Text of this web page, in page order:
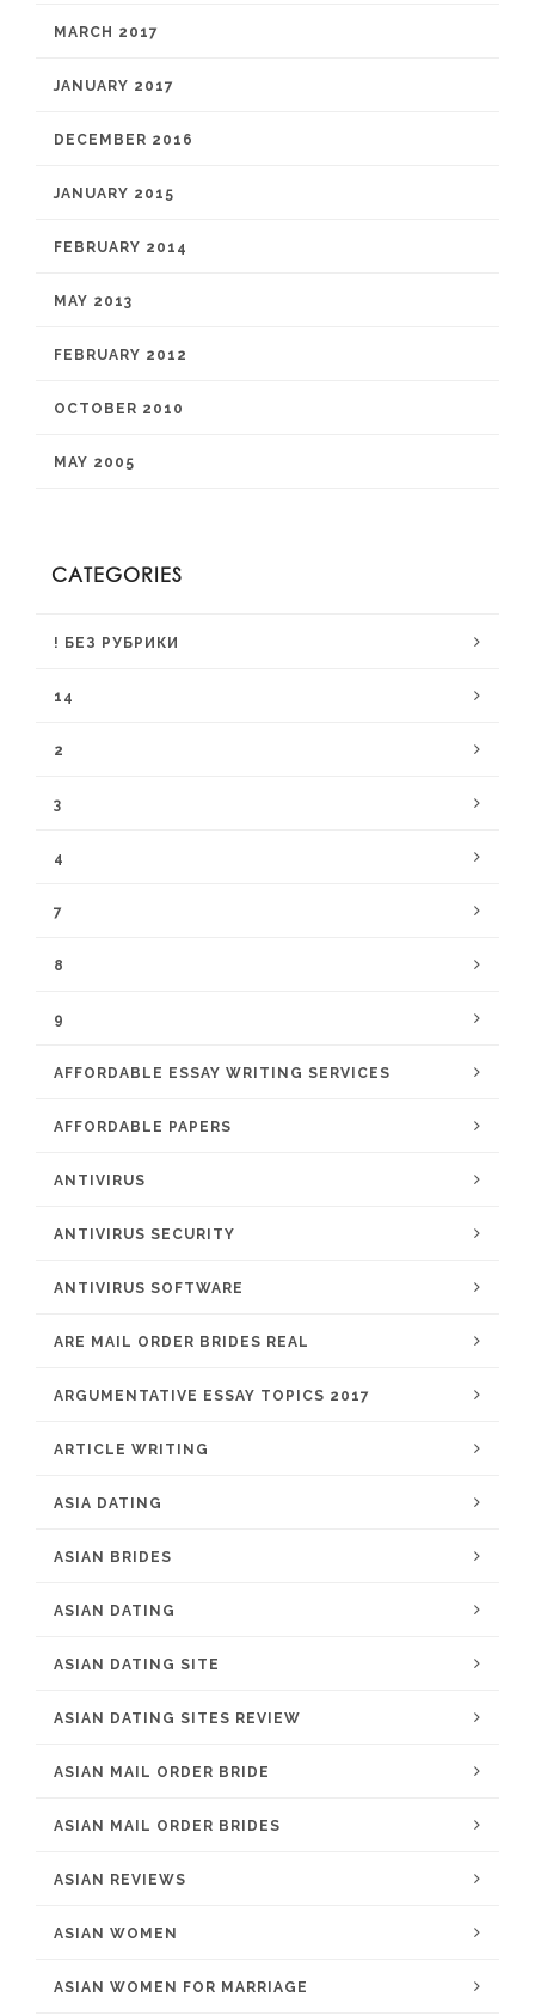
MARCH 2017
JANUARY 2017
DECEMBER 2016
JANUARY 2015
FEBRUARY 2014
MAY 2013
FEBRUARY 2012
OCTOBER 2010
MAY 2005
CATEGORIES
! БЕЗ РУБРИКИ
14
2
3
4
7
8
9
AFFORDABLE ESSAY WRITING SERVICES
AFFORDABLE PAPERS
ANTIVIRUS
ANTIVIRUS SECURITY
ANTIVIRUS SOFTWARE
ARE MAIL ORDER BRIDES REAL
ARGUMENTATIVE ESSAY TOPICS 2017
ARTICLE WRITING
ASIA DATING
ASIAN BRIDES
ASIAN DATING
ASIAN DATING SITE
ASIAN DATING SITES REVIEW
ASIAN MAIL ORDER BRIDE
ASIAN MAIL ORDER BRIDES
ASIAN REVIEWS
ASIAN WOMEN
ASIAN WOMEN FOR MARRIAGE